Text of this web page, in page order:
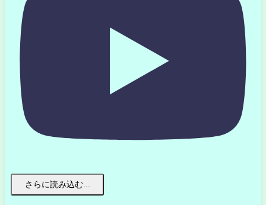
さらに読み込む...